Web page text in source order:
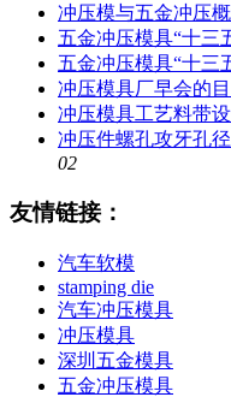
冲压模与五金冲压
五金冲压模具“十三
五金冲压模具“十三
冲压模具厂早会的
冲压模具工艺料带
冲压件螺孔攻牙孔
02
友情链接：
汽车软模
stamping die
汽车冲压模具
冲压模具
深圳五金模具
五金冲压模具